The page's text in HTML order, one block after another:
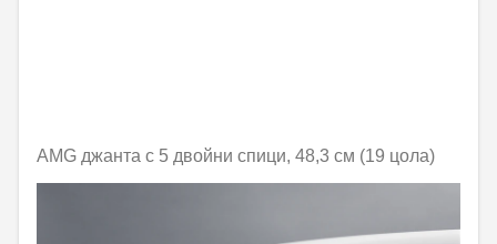
AMG джанта с 5 двойни спици, 48,3 см (19 цола)